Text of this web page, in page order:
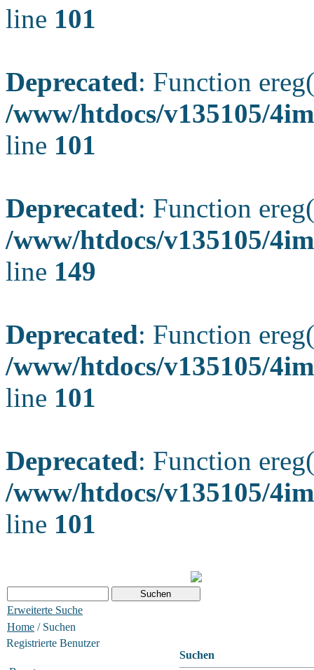
line 101
Deprecated: Function
/www/htdocs/v135105/
line 101
Deprecated: Function
/www/htdocs/v135105/
line 149
Deprecated: Function
/www/htdocs/v135105/
line 101
Deprecated: Function
/www/htdocs/v135105/
line 101
Erweiterte Suche
Home / Suchen
Registrierte Benutzer
Suchen